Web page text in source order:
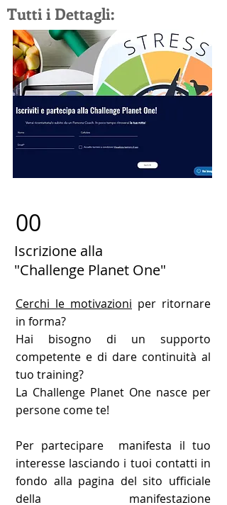
Tutti i Dettagli:
00
Iscrizione alla
"Challenge Planet One"
Cerchi le motivazioni per ritornare
in forma?
Hai bisogno di un supporto
competente e di dare continuità al
tuo training?
La Challenge Planet One nasce per
persone come te!
Per partecipare manifesta il tuo
interesse lasciando i tuoi contatti in
fondo alla pagina del sito ufficiale
della manifestazione